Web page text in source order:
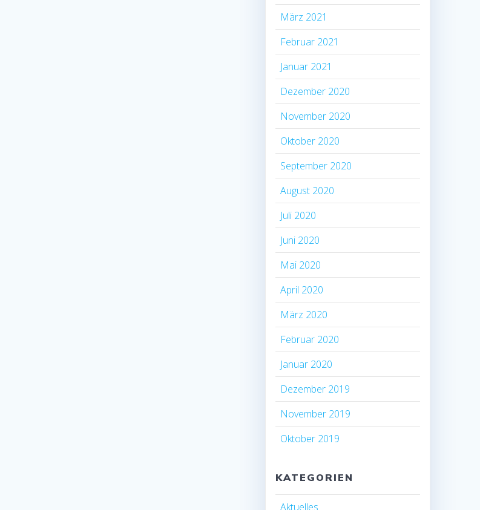
März 2021
Februar 2021
Januar 2021
Dezember 2020
November 2020
Oktober 2020
September 2020
August 2020
Juli 2020
Juni 2020
Mai 2020
April 2020
März 2020
Februar 2020
Januar 2020
Dezember 2019
November 2019
Oktober 2019
KATEGORIEN
Aktuelles